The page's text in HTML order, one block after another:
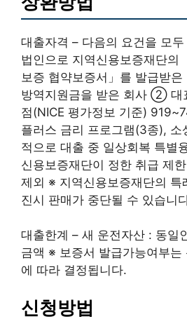
대출자격 – 다음의 요건을 모
법인으로 지역신용보증재단의
보증 협약보증서」를 발급받
방역지원금을 받은 회사 ② 대
점(NICE 평가정보 기준)
플러스 금리 프로그램(3종), 소
적으로 대출 중 일상회복 특별
신용보증재단이 정한 취급 제
제외 ※ 지역신용보증재단의 특
진시 판매가 중단될 수 있습니
대출한계 – 새 운전자산 : 동일
금액 ※ 보증서 발급가능여부는
에 따라 결정됩니다.
신청방법